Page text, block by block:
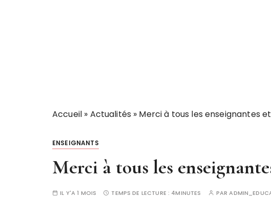
Accueil » Actualités » Merci à tous les enseignantes
ENSEIGNANTS
Merci à tous les
IL Y'A 1 MOIS TEMPS DE LECTURE : 4MINUTES PAR